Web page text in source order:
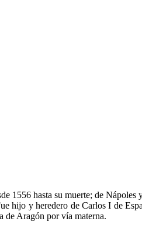
1556 hasta su muerte; de
hijo y heredero de Carlos I de
de Aragón por vía materna.